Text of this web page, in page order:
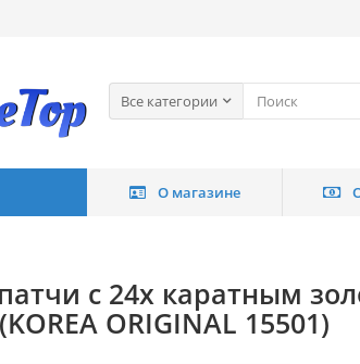
Все категории
О магазине
с 24х каратным
ORIGINAL 15501)